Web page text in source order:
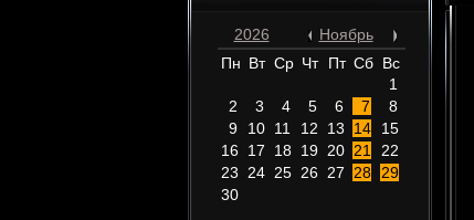
2026
Ноябрь
Пн Вт Ср Чт Пт Сб Вс
1
2
3 4 5 6 7
8
9
10 11 12 13 14
15
16 17 18 19 20 21
22
23
24 25 26 27 28
29
30